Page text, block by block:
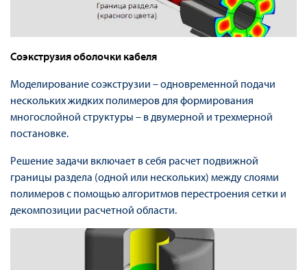
Соэкструзия оболочки кабеля
Моделирование соэкструзии – одновременной подачи
нескольких жидких полимеров для формирования
многослойной структуры – в двумерной и трехмерной
постановке.
Решение задачи включает в себя расчет подвижной
границы раздела (одной или нескольких) между слоями
полимеров с помощью алгоритмов перестроения сетки и
декомпозиции расчетной области.